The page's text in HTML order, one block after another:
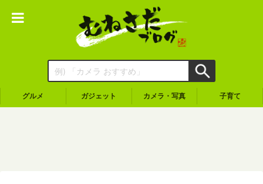
グルメ ガジェット カメラ・写真 子育て